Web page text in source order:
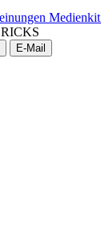
Medienkit
E-Mail